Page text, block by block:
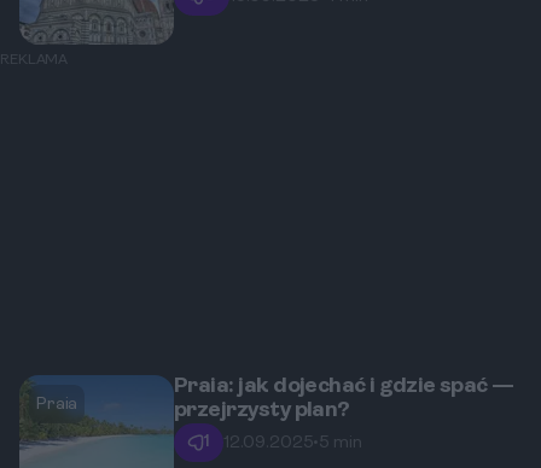
REKLAMA
Praia
Praia: jak dojechać i gdzie spać —
przejrzysty plan?
1 12.09.2025• 5 min